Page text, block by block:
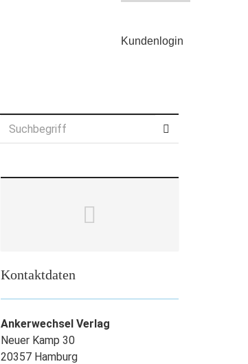
Kunden login
Kontaktdaten
Ankerwechsel Verlag
Neuer Kamp 30
20357 Hamburg